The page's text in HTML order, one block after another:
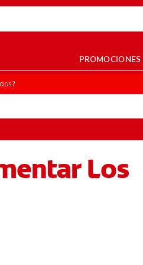
PROMOCIONES
Los